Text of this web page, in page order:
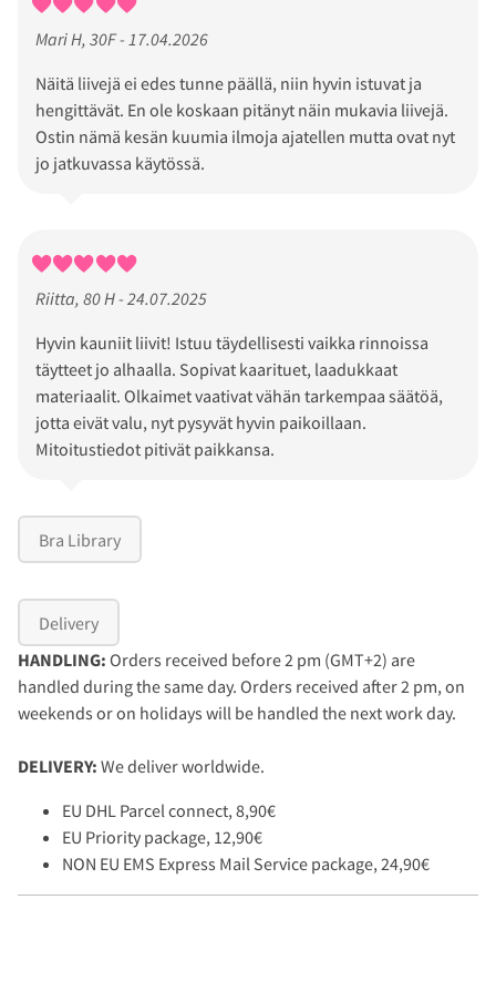
Mari H, 30F - 17.04.2026
Näitä liivejä ei edes tunne päällä, niin hyvin istuvat ja
hengittävät. En ole koskaan pitänyt näin mukavia liivejä.
Ostin nämä kesän kuumia ilmoja ajatellen mutta ovat nyt
jo jatkuvassa käytössä.
Riitta, 80 H - 24.07.2025
Hyvin kauniit liivit! Istuu täydellisesti vaikka rinnoissa
täytteet jo alhaalla. Sopivat kaarituet, laadukkaat
materiaalit. Olkaimet vaativat vähän tarkempaa säätöä,
jotta eivät valu, nyt pysyvät hyvin paikoillaan.
Mitoitustiedot pitivät paikkansa.
Bra Library
Delivery
HANDLING: Orders received before 2 pm (GMT+2) are
handled during the same day. Orders received after 2 pm, on
weekends or on holidays will be handled the next work day.
DELIVERY: We deliver worldwide.
EU DHL Parcel connect, 8,90€
EU Priority package, 12,90€
NON EU EMS Express Mail Service package, 24,90€